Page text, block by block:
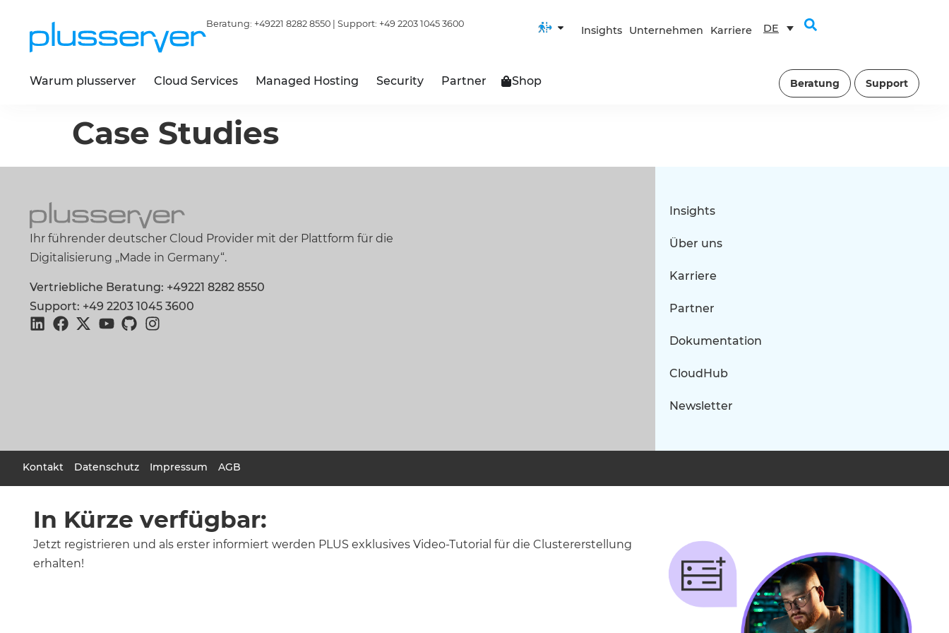
Beratung: +49221 8282 8550 | Support: +49 2203 1045 3600
Insights Unternehmen Karriere DE
Warum plusserver Cloud Services Managed Hosting Security Partner Shop Beratung Support
Case Studies
Ihr führender deutscher Cloud Provider mit der Plattform für die
Digitalisierung „Made in Germany“.
Vertriebliche Beratung: +49221 8282 8550
Support: +49 2203 1045 3600
Insights
Über uns
Karriere
Partner
Dokumentation
CloudHub
Newsletter
Kontakt Datenschutz Impressum AGB
In Kürze verfügbar:
Jetzt registrieren und als erster informiert werden PLUS exklusives Video-Tutorial für die Clustererstellung
erhalten!